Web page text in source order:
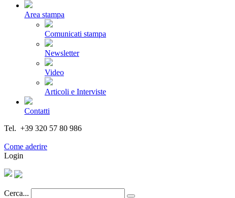
Area stampa
Comunicati stampa
Newsletter
Video
Articoli e Interviste
Contatti
Tel. +39 320 57 80 986
Come aderire
Login
Cerca...